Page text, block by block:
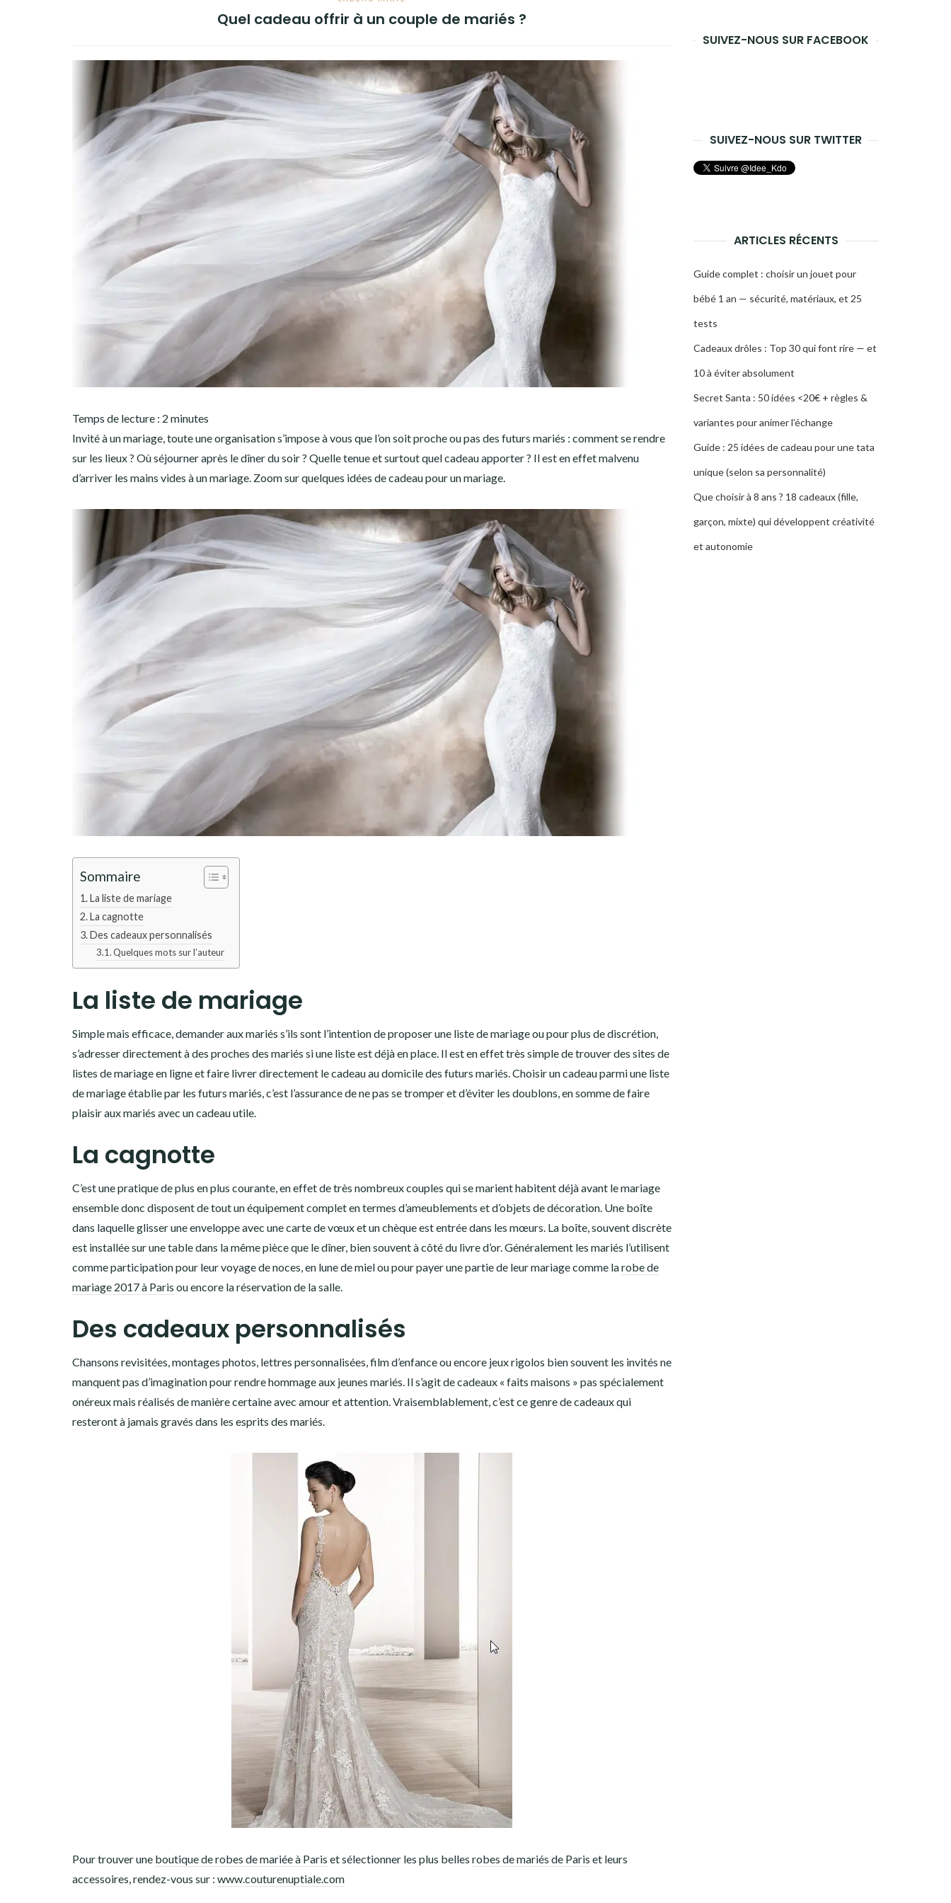
Quel cadeau offrir à un couple de mariés ?
Temps de lecture : 2 minutes
Invité à un mariage, toute une organisation s’impose à vous que l’on soit proche ou pas des futurs mariés : comment se rendre
sur les lieux ? Où séjourner après le dîner du soir ? Quelle tenue et surtout quel cadeau apporter ? Il est en effet malvenu
d’arriver les mains vides à un mariage. Zoom sur quelques idées de cadeau pour un mariage.
Sommaire
La liste de mariage
La cagnotte
Des cadeaux personnalisés
Quelques mots sur l’auteur
La liste de mariage
Simple mais efficace, demander aux mariés s’ils sont l’intention de proposer une liste de mariage ou pour plus de discrétion,
s’adresser directement à des proches des mariés si une liste est déjà en place. Il est en effet très simple de trouver des sites de
listes de mariage en ligne et faire livrer directement le cadeau au domicile des futurs mariés. Choisir un cadeau parmi une liste
de mariage établie par les futurs mariés, c’est l’assurance de ne pas se tromper et d’éviter les doublons, en somme de faire
plaisir aux mariés avec un cadeau utile.
La cagnotte
C’est une pratique de plus en plus courante, en effet de très nombreux couples qui se marient habitent déjà avant le mariage
ensemble donc disposent de tout un équipement complet en termes d’ameublements et d’objets de décoration. Une boîte
dans laquelle glisser une enveloppe avec une carte de vœux et un chèque est entrée dans les mœurs. La boîte, souvent discrète
est installée sur une table dans la même pièce que le dîner, bien souvent à côté du livre d’or. Généralement les mariés l’utilisent
comme participation pour leur voyage de noces, en lune de miel ou pour payer une partie de leur mariage comme larobe de
mariage 2017 à Paris ou encore la réservation de la salle.
Des cadeaux personnalisés
Chansons revisitées, montages photos, lettres personnalisées, film d’enfance ou encore jeux rigolos bien souvent les invités ne
manquent pas d’imagination pour rendre hommage aux jeunes mariés. Il s’agit de cadeaux « faits maisons » pas spécialement
onéreux mais réalisés de manière certaine avec amour et attention. Vraisemblablement, c’est ce genre de cadeaux qui
resteront à jamais gravés dans les esprits des mariés.
Pour trouver une boutique de robes de mariée à Paris et sélectionner les plus belles robes de mariés de Paris et leurs
accessoires, rendez-vous sur : www.couturenuptiale.com
SUIVEZ-NOUS SUR FACEBOOK
SUIVEZ-NOUS SUR TWITTER
ARTICLES RÉCENTS
Guide complet : choisir un jouet pour
bébé 1 an — sécurité, matériaux, et 25
tests
Cadeaux drôles : Top 30 qui font rire — et
10 à éviter absolument
Secret Santa : 50 idées <20€ + règles &
variantes pour animer l’échange
Guide : 25 idées de cadeau pour une tata
unique (selon sa personnalité)
Que choisir à 8 ans ? 18 cadeaux (fille,
garçon, mixte) qui développent créativité
et autonomie